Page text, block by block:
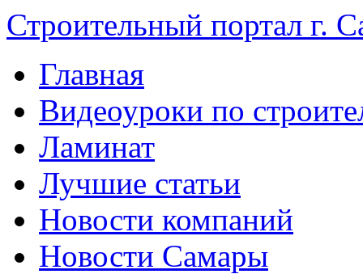
Строительный портал г.
Главная
Видеоуроки по
Ламинат
Лучшие статьи
Новости компаний
Новости Самары